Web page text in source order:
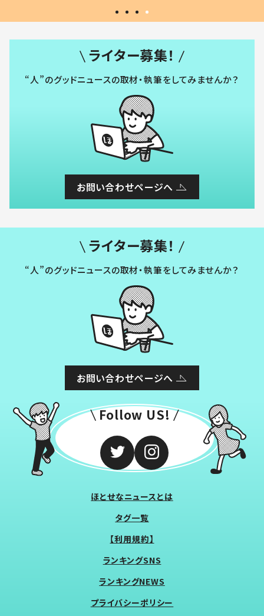
ライター募集！
“人”のグッドニュースの取材・執筆をしてみませんか？
お問い合わせページへ
ライター募集！
“人”のグッドニュースの取材・執筆をしてみませんか？
お問い合わせページへ
Follow US!
ほとせなニュースとは
タグ一覧
【利用規約】
ランキングSNS
ランキングNEWS
プライバシーポリシー